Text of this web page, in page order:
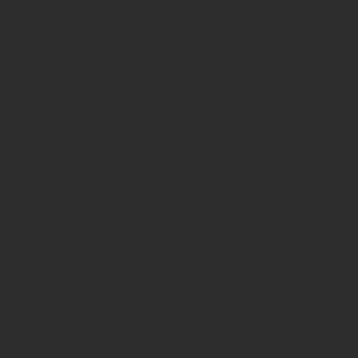
Ferrari
In der bunten Welt der Oldtimer gibt es viele
der Autowelt zu überschreiten und zu weltweit
Aussehen, dem kraftvollen V12-Motor und dem
Ferrari und wird immer als ein Spitzenprodukt
Kulturlandschaft der 80er Jahre für immer Teil
Jahrzehnt aufgewachsen ist. Heute wollen wir